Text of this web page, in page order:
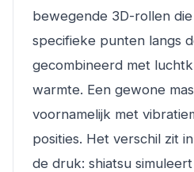
bewegende 3D-rollen
specifieke punten langs
gecombineerd met
warmte. Een gewone
voornamelijk met
posities. Het verschil zit
de druk: shiatsu